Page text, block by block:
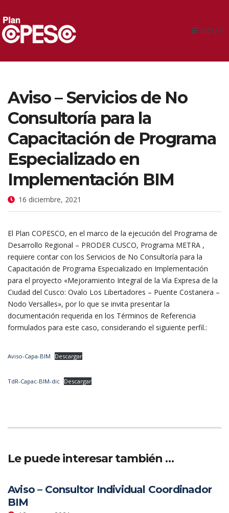
MENU
Aviso – Servicios de No
Consultoría para la
Capacitación de Programa
Especializado en
Implementación BIM
16 diciembre, 2021
El Plan COPESCO, en el marco de la ejecución del Programa de
Desarrollo Regional – PRODER CUSCO, Programa METRA ,
requiere contar con los Servicios de No Consultoría para la
Capacitación de Programa Especializado en Implementación
para el proyecto «Mejoramiento Integral de la Vía Expresa de la
Ciudad del Cusco: Ovalo Los Libertadores – Puente Costanera –
Nodo Versalles», por lo que se invita presentar la
documentación requerida en los Términos de Referencia
formulados para este caso, considerando el siguiente perfil.:
Aviso-Capa-BIM Descargar
TdR-Capac-BIM-dic Descargar
Le puede interesar también …
Aviso – Consultor Individual Coordinador
BIM